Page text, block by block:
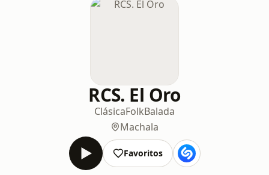
RCS. El Oro
ClásicaFolkBalada
Machala
Favoritos